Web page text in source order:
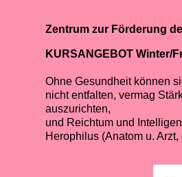
Zentrum zur Förderung
KURSANGEBOT Winter/
Ohne Gesundheit können
nicht entfalten, vermag
auszurichten,
und Reichtum und
Herophilus (Anatom u. Arzt,